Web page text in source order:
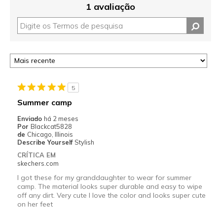
1 avaliação
5
Summer camp
Enviado há 2 meses
Por Blackcat5828
de Chicago, Illinois
Describe Yourself Stylish
CRÍTICA EM
skechers.com
I got these for my granddaughter to wear for summer
camp. The material looks super durable and easy to wipe
off any dirt. Very cute I love the color and looks super cute
on her feet